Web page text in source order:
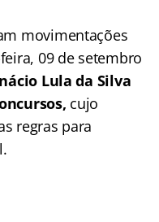
movimentações
09 de setembro
Lula da Silva
cujo
regras para